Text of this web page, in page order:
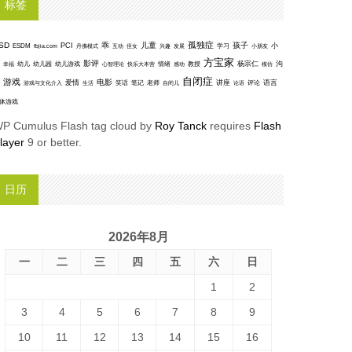
标签
ESDM fbjia.com PCI 丹佛模式 乖 互动 侄女 儿童 兴趣 发展 孤独症 学习 孩子 小朋友 小
幸福 幼儿 幼儿园 幼儿游戏 影评 心智理论 快乐大本营 情绪 感动 教授 方宝家 杨宗仁 模仿 沟
游戏 游戏与文化介入 爱情 生活 电影 笑话 笔记 老师 自闭儿 自闭症 讲座 论语 评论 语言
游戏
Cumulus Flash tag cloud by Roy Tanck requires Flash
9 or better.
日历
2026年8月
一 二 三 四 五 六
日
1
2
3
4 5 6 7 8
9
10
11 12 13 14 15
16